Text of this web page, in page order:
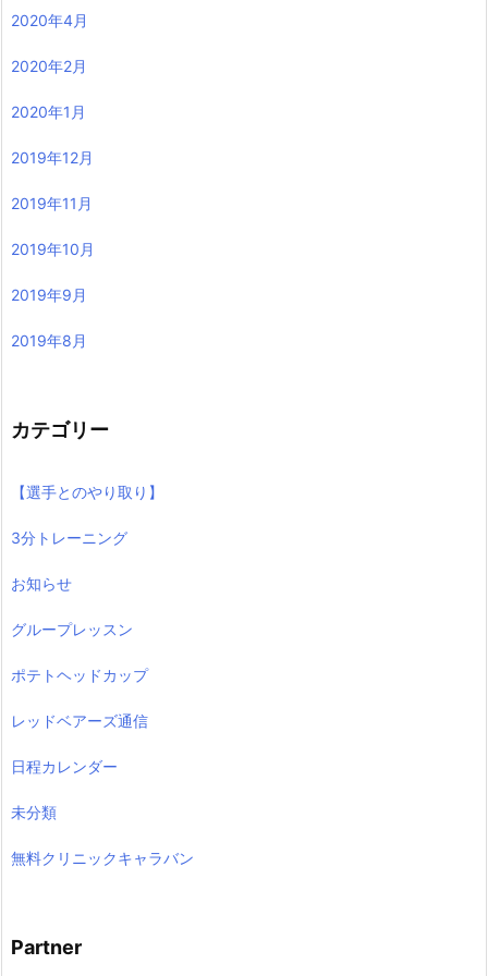
2020年4月
2020年2月
2020年1月
2019年12月
2019年11月
2019年10月
2019年9月
2019年8月
カテゴリー
【選手とのやり取り】
3分トレーニング
お知らせ
グループレッスン
ポテトヘッドカップ
レッドベアーズ通信
日程カレンダー
未分類
無料クリニックキャラバン
Partner